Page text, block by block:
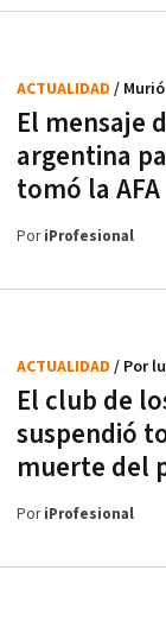
El mensaje
argentina
tomó la AFA
ACTUALIDAD /
PoriProfesional
El club de
suspendió
muerte del
ACTUALIDAD / Por
PoriProfesional